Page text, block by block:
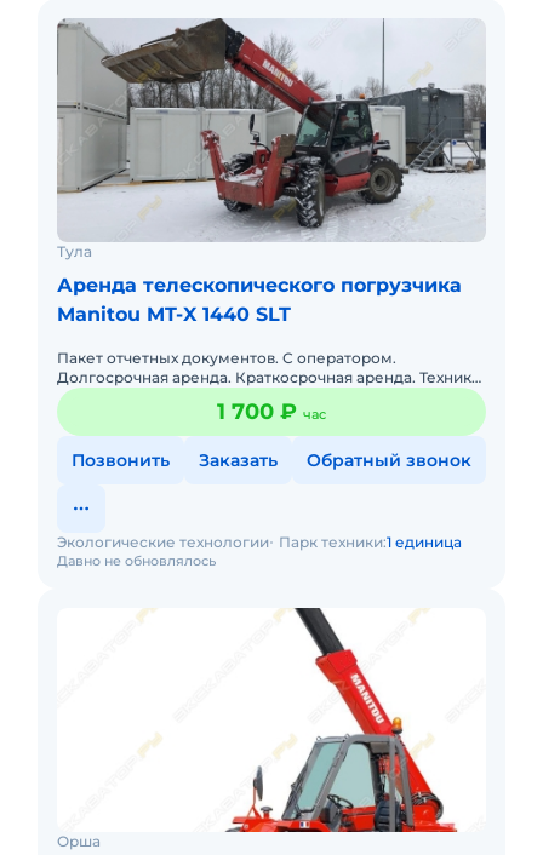
Тула
Аренда телескопического погрузчика
Manitou MT-X 1440 SLT
Пакет отчетных документов. С оператором.
Долгосрочная аренда. Краткосрочная аренда. Техника
с малой наработкой. Сейчас свободна.
1 700 ₽ час
Позвонить Заказать Обратный звонок
Давно не обновлялось
Экологические технологии Парк техники:1 единица
Орша